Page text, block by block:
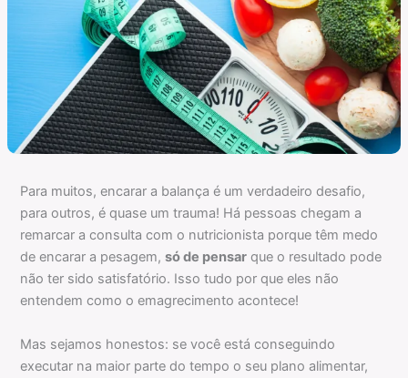
Para muitos, encarar a balança é um verdadeiro desafio,
para outros, é quase um trauma! Há pessoas chegam a
remarcar a consulta com o nutricionista porque têm medo
de encarar a pesagem,só de pensar que o resultado pode
não ter sido satisfatório. Isso tudo por que eles não
entendem como o emagrecimento acontece!
Mas sejamos honestos: se você está conseguindo
executar na maior parte do tempo o seu plano alimentar,